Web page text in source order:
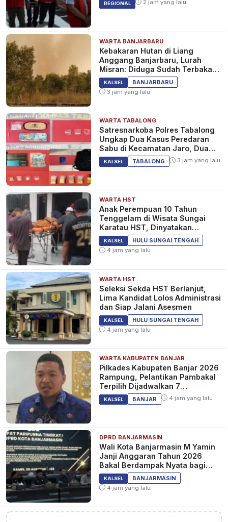
Pemerintah Batal Terapkan
PPKM Level 3 di Semua
Wilayah Saat Libur Nataru, Ini
Alasan Menteri Luhut
BERITA 4 tahun yang lalu
Gereja Katedral Banjarmasin
Salurkan Bantuan Duafa Lewat
Masjid Agung
BERITA 5 tahun yang lalu
REGIONAL 2 jam yang lalu
WARTA BANJARBARU
Kebakaran Hutan di Liang
Anggang Banjarbaru, Lurah
Misran: Diduga Sudah Terbakar
Sejak Tadi Malam
KALSEL
BANJARBARU
3 jam yang lalu
WARTA TABALONG
Satresnarkoba Polres Tabalong
Ungkap Dua Kasus Peredaran
Sabu di Kecamatan Jaro, Dua
Pelaku Diamankan
KALSEL TABALONG 3 jam yang lalu
WARTA HST
Anak Perempuan 10 Tahun
Tenggelam di Wisata Sungai
Karatau HST, Dinyatakan
Meninggal Dunia
KALSEL
HULU SUNGAI TENGAH
4 jam yang lalu
WARTA HST
Seleksi Sekda HST Berlanjut,
Lima Kandidat Lolos Administrasi
dan Siap Jalani Asesmen
KALSEL
HULU SUNGAI TENGAH
4 jam yang lalu
WARTA KABUPATEN BANJAR
Pilkades Kabupaten Banjar 2026
Rampung, Pelantikan Pambakal
Terpilih Dijadwalkan 7
September 2026
KALSEL BANJAR 4 jam yang lalu
DPRD BANJARMASIN
Wali Kota Banjarmasin M Yamin
Janji Anggaran Tahun 2026
Bakal Berdampak Nyata bagi
Masyarakat&nbsp;
KALSEL
BANJARMASIN
4 jam yang lalu